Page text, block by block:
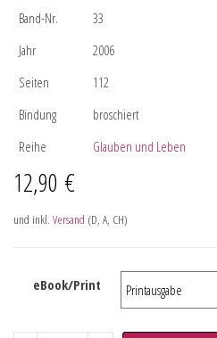
Band-Nr.
33
Jahr
2006
Seiten
112
Bindung
broschiert
Reihe
Glauben und Leben
12,90 €
und inkl. Versand (D, A, CH)
eBook/Print